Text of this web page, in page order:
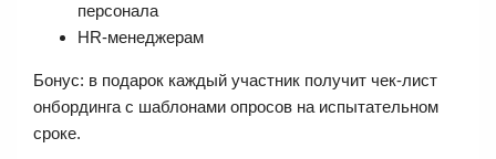
персонала
HR-менеджерам
Бонус: в подарок каждый участник получит чек-лист
онбординга с шаблонами опросов на испытательном
сроке.